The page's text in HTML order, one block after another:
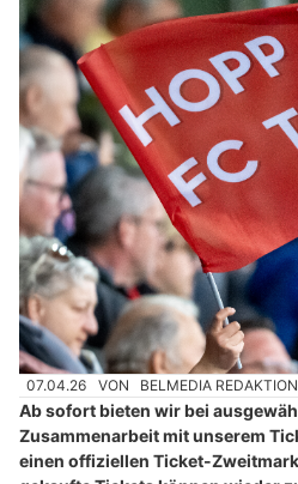
07.04.26 VON BELMEDIA REDAKTION
Ab sofort bieten wir bei
Zusammenarbeit mit unserem
einen offiziellen Ticket-